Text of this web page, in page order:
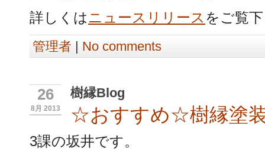
詳しくはニュースリリース をご覧
管理者 | No comments
26
8月 2013
樹縁Blog
☆おすすめ☆樹縁塗
3課の坂井です。